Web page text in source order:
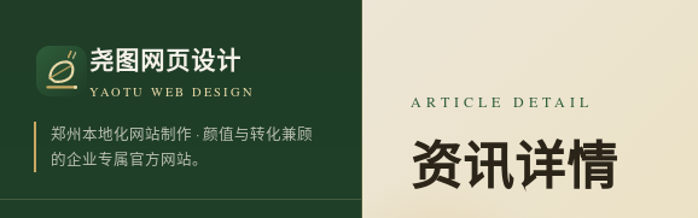
尧图网页设计
YAOTU WEB DESIGN
郑州本地化网站制作 · 颜值与转化兼顾
的企业专属官方网站。
ARTICLE DETAIL
资讯详情